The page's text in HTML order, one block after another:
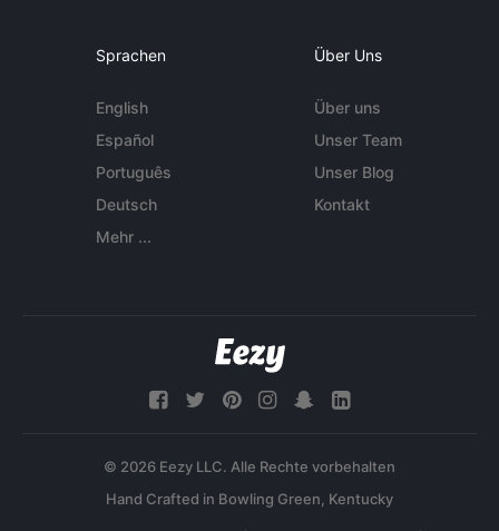
Sprachen
English
Español
Português
Deutsch
Mehr ...
Über Uns
Über uns
Unser Team
Unser Blog
Kontakt
© 2026 Eezy LLC. Alle Rechte vorbehalten